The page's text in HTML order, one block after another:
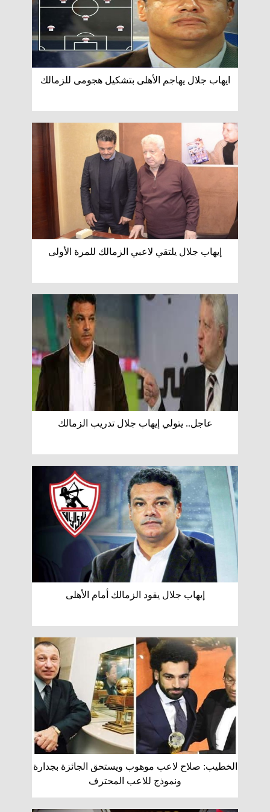
ايهاب جلال يهاجم الأهلى بتشكيل هجومى للزمالك
إيهاب جلال يلتقي لاعبي الزمالك للمرة الأولى
عاجل.. يتولي إيهاب جلال تدريب الزمالك
إيهاب جلال يقود الزمالك أمام الأهلى
الخطيب: صلاح لاعب موهوب ويستحق الجائزة بجدارة
ونموذج للاعب المحترف